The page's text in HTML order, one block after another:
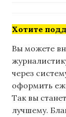
Хотите
Вы можете
через
оформить
Так вы
лучшему.